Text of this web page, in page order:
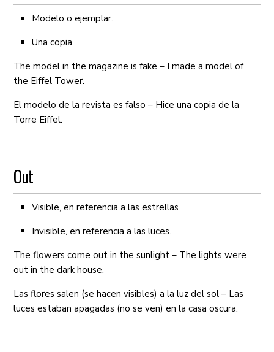
Modelo o ejemplar.
Una copia.
The model in the magazine is fake – I made a model of
the Eiffel Tower.
El modelo de la revista es falso – Hice una copia de la
Torre Eiffel.
Out
Visible, en referencia a las estrellas
Invisible, en referencia a las luces.
The flowers come out in the sunlight – The lights were
out in the dark house.
Las flores salen (se hacen visibles) a la luz del sol – Las
luces estaban apagadas (no se ven) en la casa oscura.